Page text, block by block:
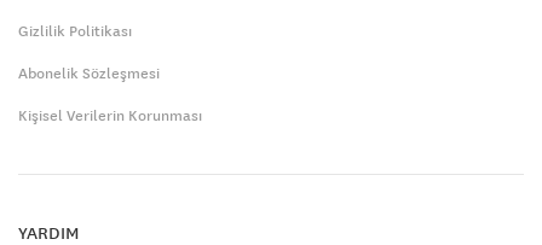
Gizlilik Politikası
Abonelik Sözleşmesi
Kişisel Verilerin Korunması
YARDIM